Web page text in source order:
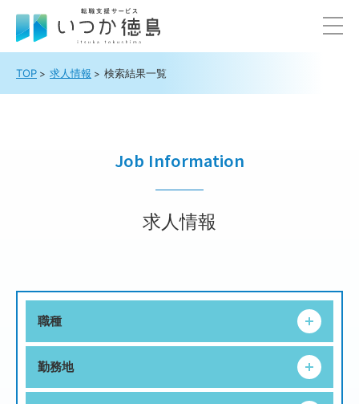
TOP 求人情報 検索結果一覧
Job Information
求人情報
職種
勤務地